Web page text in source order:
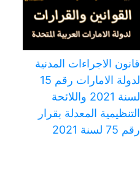
قانون الاجراءات المدنية
لدولة الامارات رقم 15
لسنة 2021 واللائحة
التنظيمية المعدلة بقرار
رقم 75 لسنة 2021